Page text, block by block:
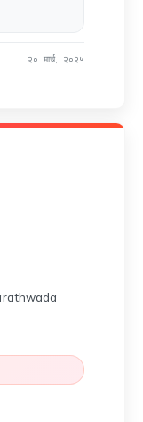
२० मार्च, २०२५